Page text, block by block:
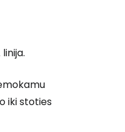
iki stoties